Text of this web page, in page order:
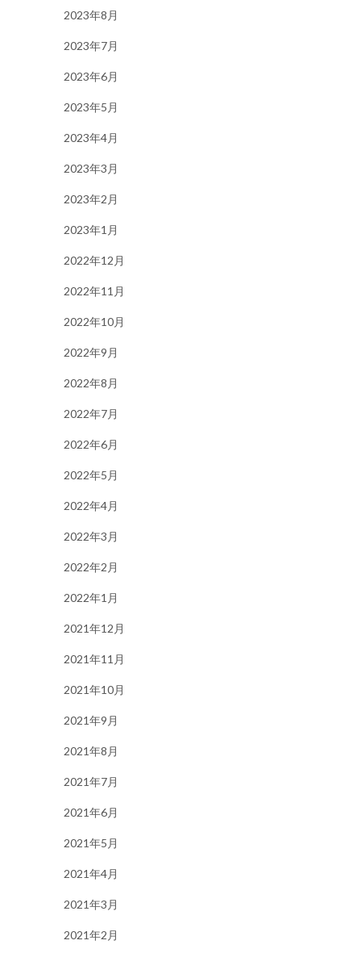
2023年8月
2023年7月
2023年6月
2023年5月
2023年4月
2023年3月
2023年2月
2023年1月
2022年12月
2022年11月
2022年10月
2022年9月
2022年8月
2022年7月
2022年6月
2022年5月
2022年4月
2022年3月
2022年2月
2022年1月
2021年12月
2021年11月
2021年10月
2021年9月
2021年8月
2021年7月
2021年6月
2021年5月
2021年4月
2021年3月
2021年2月